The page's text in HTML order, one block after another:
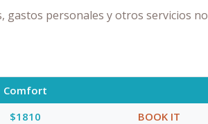
personales y otros servicios no
Comfort
$1810
BOOK IT